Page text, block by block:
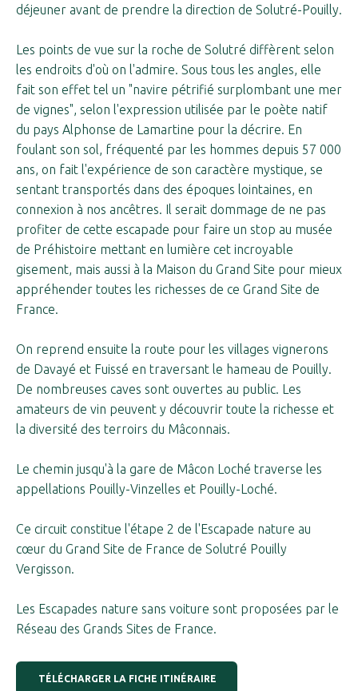
déjeuner avant de prendre la direction de Solutré-Pouilly.
Les points de vue sur la roche de Solutré diffèrent selon
les endroits d'où on l'admire. Sous tous les angles, elle
fait son effet tel un "navire pétrifié surplombant une mer
de vignes", selon l'expression utilisée par le poète natif
du pays Alphonse de Lamartine pour la décrire. En
foulant son sol, fréquenté par les hommes depuis 57 000
ans, on fait l'expérience de son caractère mystique, se
sentant transportés dans des époques lointaines, en
connexion à nos ancêtres. Il serait dommage de ne pas
profiter de cette escapade pour faire un stop au musée
de Préhistoire mettant en lumière cet incroyable
gisement, mais aussi à la Maison du Grand Site pour mieux
appréhender toutes les richesses de ce Grand Site de
France.
On reprend ensuite la route pour les villages vignerons
de Davayé et Fuissé en traversant le hameau de Pouilly.
De nombreuses caves sont ouvertes au public. Les
amateurs de vin peuvent y découvrir toute la richesse et
la diversité des terroirs du Mâconnais.
Le chemin jusqu'à la gare de Mâcon Loché traverse les
appellations Pouilly-Vinzelles et Pouilly-Loché.
Ce circuit constitue l'étape 2 de l'Escapade nature au
cœur du Grand Site de France de Solutré Pouilly
Vergisson.
Les Escapades nature sans voiture sont proposées par le
Réseau des Grands Sites de France.
TÉLÉCHARGER LA FICHE ITINÉRAIRE